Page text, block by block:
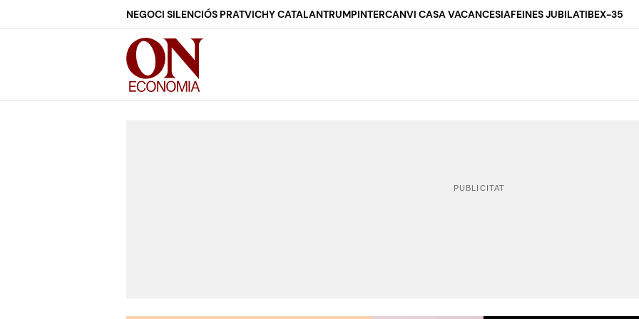
NEGOCI SILENCIÓS PRATVICHY CATALANTRUMPINTERCANVI CASA VACANCESIAFEINES JUBILATIBEX-35